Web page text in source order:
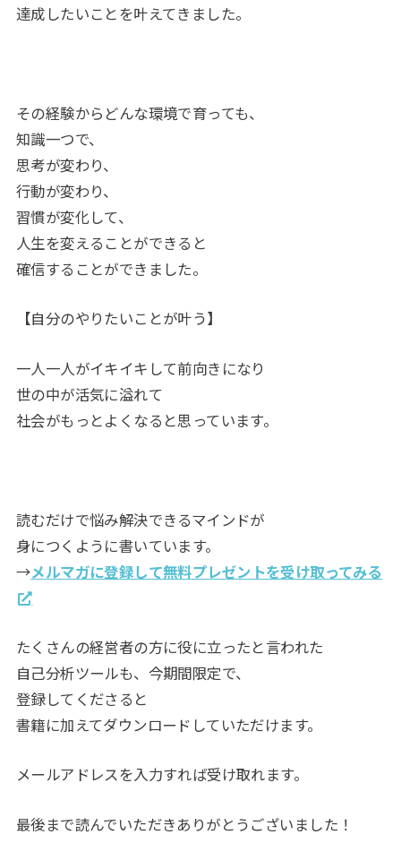
達成したいことを叶えてきました。
その経験からどんな環境で育っても、
知識一つで、
思考が変わり、
行動が変わり、
習慣が変化して、
人生を変えることができると
確信することができました。
【自分のやりたいことが叶う】
一人一人がイキイキして前向きになり
世の中が活気に溢れて
社会がもっとよくなると思っています。
読むだけで悩み解決できるマインドが
身につくように書いています。
→メルマガに登録して無料プレゼントを受け取ってみる
たくさんの経営者の方に役に立ったと言われた
自己分析ツールも、今期間限定で、
登録してくださると
書籍に加えてダウンロードしていただけます。
メールアドレスを入力すれば受け取れます。
最後まで読んでいただきありがとうございました！